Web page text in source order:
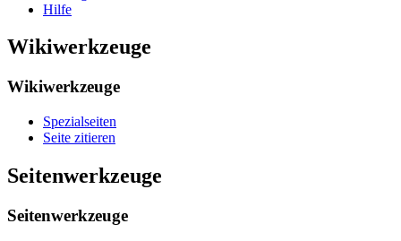
Hilfe
Wikiwerkzeuge
Wikiwerkzeuge
Spezialseiten
Seite zitieren
Seitenwerkzeuge
Seitenwerkzeuge